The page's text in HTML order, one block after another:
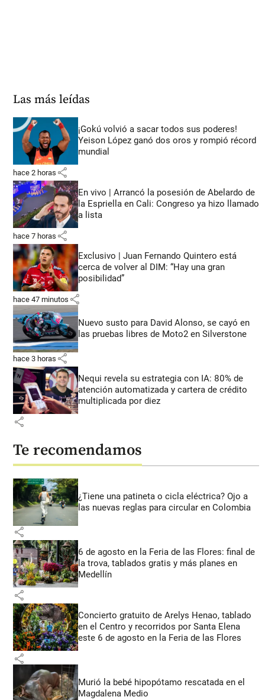
Las más leídas
¡Gokú volvió a sacar todos sus poderes!
Yeison López ganó dos oros y rompió récord
mundial
hace 2 horas share
En vivo | Arrancó la posesión de Abelardo de
la Espriella en Cali: Congreso ya hizo llamado
a lista
hace 7 horas share
Exclusivo | Juan Fernando Quintero está
cerca de volver al DIM: “Hay una gran
posibilidad”
hace 47 minutos share
Nuevo susto para David Alonso, se cayó en
las pruebas libres de Moto2 en Silverstone
hace 3 horas share
Nequi revela su estrategia con IA: 80% de
atención automatizada y cartera de crédito
multiplicada por diez
share
Te recomendamos
¿Tiene una patineta o cicla eléctrica? Ojo a
las nuevas reglas para circular en Colombia
share
6 de agosto en la Feria de las Flores: final de
la trova, tablados gratis y más planes en
Medellín
share
Concierto gratuito de Arelys Henao, tablado
en el Centro y recorridos por Santa Elena
este 6 de agosto en la Feria de las Flores
share
Murió la bebé hipopótamo rescatada en el
Magdalena Medio